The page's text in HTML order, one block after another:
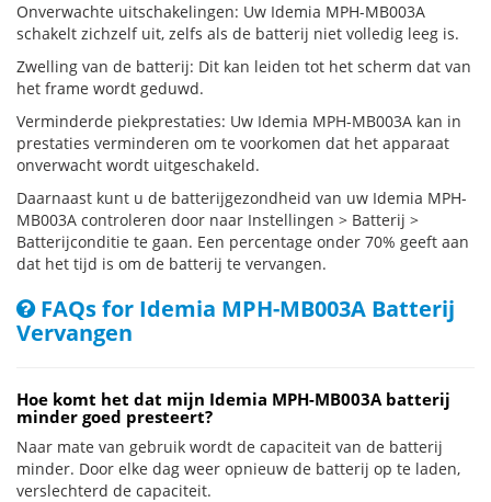
Onverwachte uitschakelingen: Uw Idemia MPH-MB003A
schakelt zichzelf uit, zelfs als de batterij niet volledig leeg is.
Zwelling van de batterij: Dit kan leiden tot het scherm dat van
het frame wordt geduwd.
Verminderde piekprestaties: Uw Idemia MPH-MB003A kan in
prestaties verminderen om te voorkomen dat het apparaat
onverwacht wordt uitgeschakeld.
Daarnaast kunt u de batterijgezondheid van uw Idemia MPH-
MB003A controleren door naar Instellingen > Batterij >
Batterijconditie te gaan. Een percentage onder 70% geeft aan
dat het tijd is om de batterij te vervangen.
FAQs for Idemia MPH-MB003A Batterij
Vervangen
Hoe komt het dat mijn Idemia MPH-MB003A batterij
minder goed presteert?
Naar mate van gebruik wordt de capaciteit van de batterij
minder. Door elke dag weer opnieuw de batterij op te laden,
verslechterd de capaciteit.